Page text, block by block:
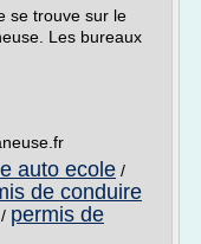
se trouve sur le
Les bureaux
auto ecole /
de conduire
/ permis de